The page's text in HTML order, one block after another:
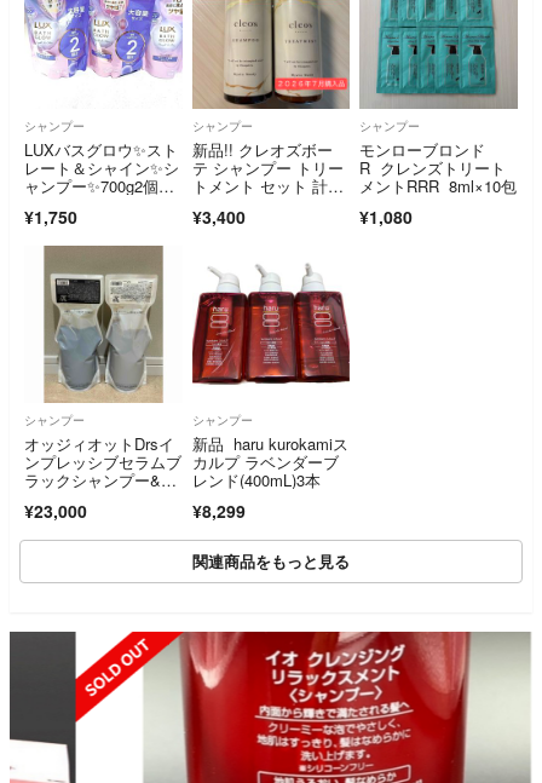
シャンプー
LUXバスグロウ✨スト
レート＆シャイン✨シ
ャンプー✨700g2個35
¥1,750
シャンプー
新品!! クレオズボー
テ シャンプー トリー
トメント セット 計2
¥3,400
シャンプー
モンローブロンド
R クレンズトリート
メントRRR 8ml×10包
¥1,080
シャンプー
オッジィオットDrsイ
ンプレッシブセラムブ
ラックシャンプー&マ
¥23,000
シャンプー
新品 haru kurokamiス
カルプ ラベンダーブ
レンド(400mL)3本
¥8,299
関連商品をもっと見る
SOLD OUT